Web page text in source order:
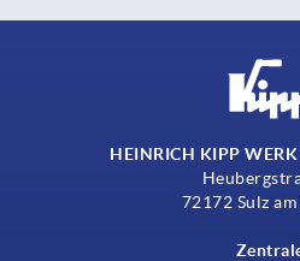
HEINRICH KIPP
72172 Sulz